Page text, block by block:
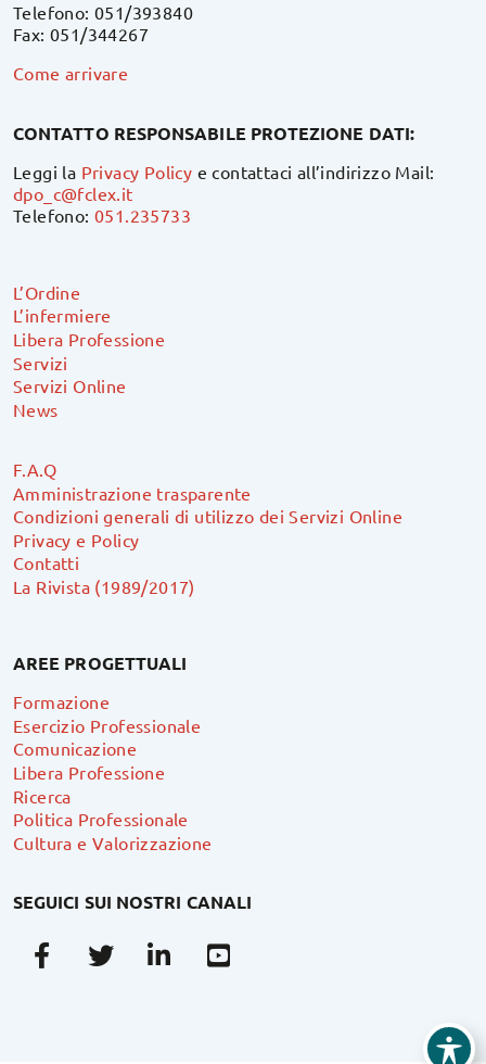
Telefono: 051/393840
Fax: 051/344267
Come arrivare
CONTATTO RESPONSABILE PROTEZIONE DATI:
Leggi la Privacy Policy e contattaci all’indirizzo Mail:
dpo_c@fclex.it
Telefono:051.235733
L’Ordine
L’infermiere
Libera Professione
Servizi
Servizi Online
News
F.A.Q
Amministrazione trasparente
Condizioni generali di utilizzo dei Servizi Online
Privacy e Policy
Contatti
La Rivista (1989/2017)
AREE PROGETTUALI
Formazione
Esercizio Professionale
Comunicazione
Libera Professione
Ricerca
Politica Professionale
Cultura e Valorizzazione
SEGUICI SUI NOSTRI CANALI
FacebookTwitterLinkedin